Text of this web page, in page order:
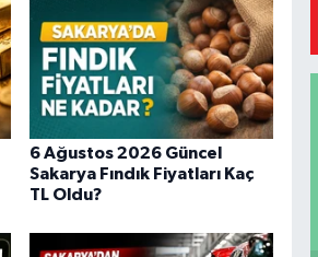
6 Ağustos 2026 Güncel
Sakarya Fındık Fiyatları Kaç
TL Oldu?